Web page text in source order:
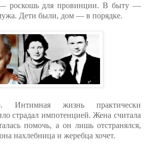
роскошь для провинции. В быту —
Дети были, дом — в порядке.
жизнь практически
страдал импотенцией. Жена считала
помочь, а он лишь отстранялся,
нахлебница и жеребца хочет.